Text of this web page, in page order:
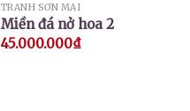
TRANH SƠN MÀI
Miền đá nở hoa 2
45.000.000₫